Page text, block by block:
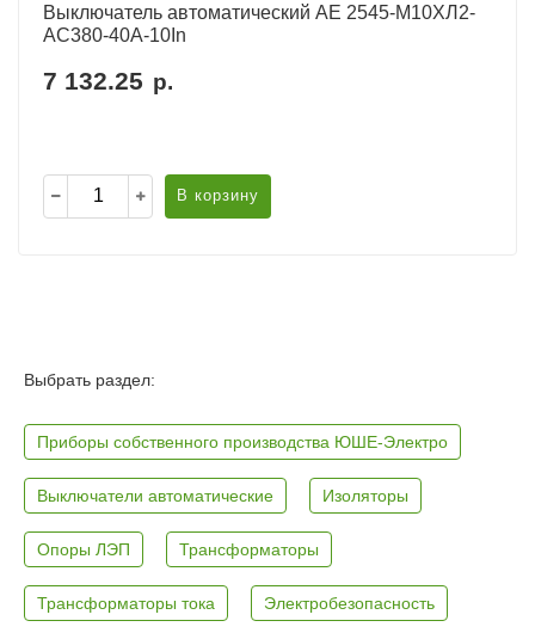
Выключатель автоматический АЕ 2545-М10ХЛ2-
AC380-40А-10In
7 132.25 р.
В корзину
Выбрать раздел:
Приборы собственного производства ЮШЕ-Электро
Выключатели автоматические Изоляторы
Опоры ЛЭП Трансформаторы
Трансформаторы тока Электробезопасность